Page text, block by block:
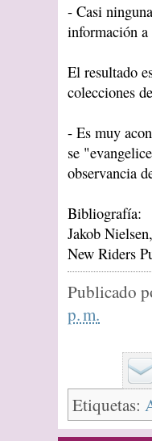
- Casi
información
El resultado
colecciones
- Es muy
se
observancia
Bibliografía:
Jakob
New Riders
Publicado
p. m.
Etiquetas: